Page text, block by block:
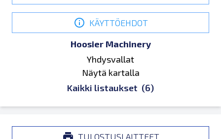
KÄYTTÖEHDOT
Hoosier Machinery
Yhdysvallat
Näytä kartalla
Kaikki listaukset (6)
TULOSTUSLAITTEET